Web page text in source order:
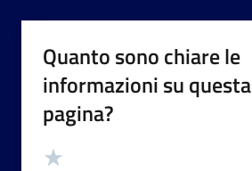
Quanto sono chiare le
informazioni su questa
pagina?
Valutazione